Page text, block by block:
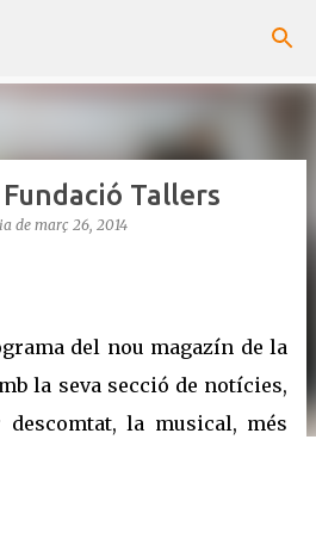
Tallers
de març 26, 2014
del nou magazín de la
la seva secció de notícies,
la musical, més